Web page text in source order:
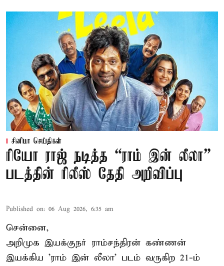
சினிமா செய்திகள்
ரியோ ராஜ் நடித்த “ராம் இன் லீலா”
படத்தின் ரிலீஸ் தேதி அறிவிப்பு
Published on: 06 Aug 2026, 6:35 am
சென்னை,
அறிமுக இயக்குநர் ராம்சந்திரன் கண்ணன்
இயக்கிய 'ராம் இன் லீலா' படம் வருகிற 21-ம்